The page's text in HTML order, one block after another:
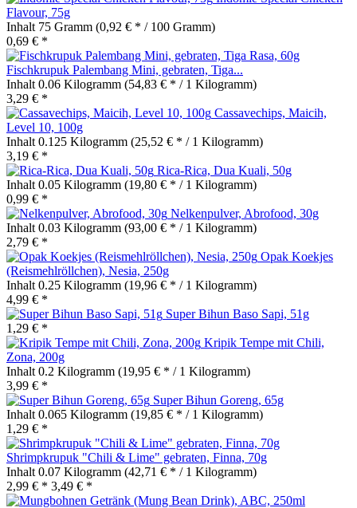
Flavour, 75g
Inhalt 75 Gramm (0,92 € * / 100 Gramm)
0,69 € *
Fischkrupuk Palembang Mini, gebraten, Tiga...
Inhalt 0.06 Kilogramm (54,83 € * / 1 Kilogramm)
3,29 € *
Cassavechips, Maicih,
Level 10, 100g
Inhalt 0.125 Kilogramm (25,52 € * / 1 Kilogramm)
3,19 € *
Rica-Rica, Dua Kuali, 50g
Inhalt 0.05 Kilogramm (19,80 € * / 1 Kilogramm)
0,99 € *
Nelkenpulver, Abrofood, 30g
Inhalt 0.03 Kilogramm (93,00 € * / 1 Kilogramm)
2,79 € *
Opak Koekjes
(Reismehlröllchen), Nesia, 250g
Inhalt 0.25 Kilogramm (19,96 € * / 1 Kilogramm)
4,99 € *
Super Bihun Baso Sapi, 51g
1,29 € *
Kripik Tempe mit Chili,
Zona, 200g
Inhalt 0.2 Kilogramm (19,95 € * / 1 Kilogramm)
3,99 € *
Super Bihun Goreng, 65g
Inhalt 0.065 Kilogramm (19,85 € * / 1 Kilogramm)
1,29 € *
Shrimpkrupuk "Chili & Lime" gebraten, Finna, 70g
Inhalt 0.07 Kilogramm (42,71 € * / 1 Kilogramm)
2,99 € * 3,49 € *